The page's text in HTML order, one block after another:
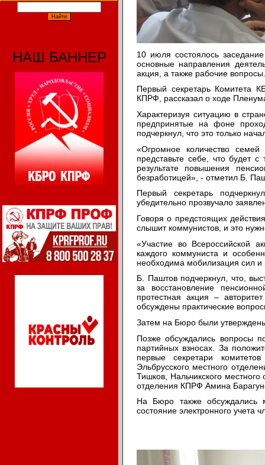
НАШ БАННЕР
10 июля состоялось
основные направления
акция, а также рабочие вопросы.
Первый секретарь Комитета
КПРФ, рассказал о ходе
Характеризуя ситуацию в
предпринятые на фоне
подчеркнул, что это только
«Огромное количество
представьте себе, что будет
результате повышения
безработицей», - отметил Б.
Первый секретарь
убедительно прозвучало
Говоря о предстоящих
слышит коммунистов, и это
«Участие во Всероссийской
каждого коммуниста и
необходима мобилизация сил и
Б. Паштов подчеркнул, что,
за восстановление
протестная акция –
обсуждены практические
Затем на Бюро были
Позже обсуждались вопросы
партийных взносах. За
первые секретари
Эльбрусского местного
Тишков, Нальчикского местного
отделения КПРФ Амина
На Бюро также обсуждались
состояние электронного